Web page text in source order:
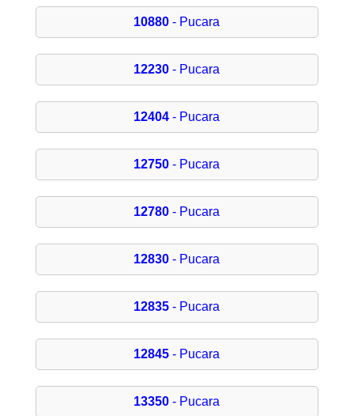
10880 - Pucara
12230 - Pucara
12404 - Pucara
12750 - Pucara
12780 - Pucara
12830 - Pucara
12835 - Pucara
12845 - Pucara
13350 - Pucara